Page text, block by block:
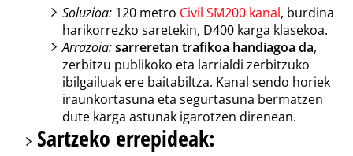
Soluzioa: 120 metro Civil SM200 kanal, burdina
harikorrezko saretekin, D400 karga klasekoa.
Arrazoia:sarreretan trafikoa handiagoa da,
zerbitzu publikoko eta larrialdi zerbitzuko
ibilgailuak ere baitabiltza. Kanal sendo horiek
iraunkortasuna eta segurtasuna bermatzen
dute karga astunak igarotzen direnean.
Sartzeko errepideak: